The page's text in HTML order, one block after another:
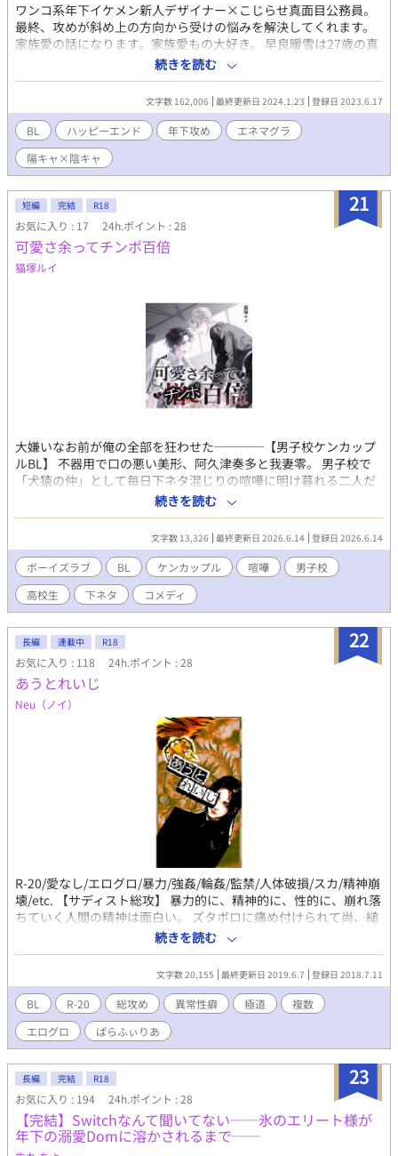
ワンコ系年下イケメン新人デザイナー×こじらせ真面目公務員。
最終、攻めが斜め上の方向から受けの悩みを解決してくれます。
家族愛の話になります。家族愛もの大好き。 早良暖雪は27歳の真
面目な公務員。出会いを求めてゲイ向け出会い系アプリを利用す
るも、身体目当ての男としかマッチングしないことに嫌気がさ
し、うっぷん晴らしに手を出したエネマグラでのオナニーにのめ
り込んでいた。 そんな時、幼少時にアメリカに引っ越していった
はずの4歳下の従弟、矢野大海から突然の連絡が。昔は仲が良かっ
たものの渡米後は疎遠になっていた彼であるが、なんと大学卒業
と同時に日本での就職が決まったという。 「雪ちゃんお願いっ！
6月から俺と一緒に住んでくださいっ！！」 十数年ぶりの日本で
のいきなりの一人暮らしが不安だという彼からのそんな強引な頼
みにだいぶ困惑する暖雪。だが”良いお兄ちゃん”であった頃の自
分のイメージを壊すことに抵抗を感じ引き受けてしまう。 「……
てか大海と同居！？エネマグラなんて玩具持ってるの見つかった
らやべーじゃん！」 自分とは正反対の、陽キャで距離感バグり気
qa.com/macchatou_nyu?
t=i3ttpW&utm_medium=url_text&utm_source=promotion マシ
ュマロからなら自身の身元を一切明かさずに感想を送っていただ
くことができます！ 素敵すぎる表紙絵を、今回もうー玉先生
https://www.pixiv.net/users/30833339 に描いていただきまし
た！本当にどうもありがとうございました！エロもほんわかもホ
止）→https://enemagra.co.jp/ ※八割方執筆終わってるので大
きく更新滞るということはないと思います。 ※東京の地理とか分
からない地方民です。多少の瑕疵は見逃してください。 ※税務課
の具体的な仕事ぶり頑張ってググったりしたけど結局よく分から
なかったのでかなりふんわりしてます。”税務課職員こんなことし
てないが？”みたいなこと教えてくれる方いらしたらコメント欄に
てお待ちしてます……。すみません……。
続きを読む
文字数 162,006 最終更新日 2024.1.23 登録日 2023.6.17
BL ハッピーエンド 年下攻め
エネマグラ
陽キャ×陰キャ
21
短編 完結 R18
お気に入り : 17 24h.ポイント : 28
可愛さ余ってチンポ百倍
猫塚ルイ
大嫌いなお前が俺の全部を狂わせた────【男子校ケンカップ
ルBL】 不器用で口の悪い美形、阿久津奏多と我妻零。 男子校で
「犬猿の仲」として毎日下ネタ混じりの喧嘩に明け暮れる二人だ
ったが、ある日の事故チューでそれは決壊する。 奏多の「好き」
は歪な独占欲へと変質し、零もその暴力的な愛に喉を鳴らす。 言
葉の代わりに突き立てる牙と、抱き潰すことでしか伝えられない
情愛。 最悪で最高な二人の、限界突破ケンカップルBL開幕───
続きを読む
文字数 13,326 最終更新日 2026.6.14 登録日 2026.6.14
ボーイズラブ BL ケンカップル 喧嘩
男子校
高校生
下ネタ コメディ
22
長編 連載中 R18
お気に入り : 118 24h.ポイント : 28
あうとれいじ
Neu（ノイ）
R-20/愛なし/エログロ/暴力/強姦/輪姦/監禁/人体破損/スカ/精神崩
壊/etc. 【サディスト総攻】 暴力的に、精神的に、性的に、崩れ落
ちていく人間の精神は面白い。 ズタボロに痛め付けられて尚、縋
るように、許しを乞うてくるのだ。 まさに苦痛を与えている悪魔
に向かって懇願する様は、滑稽としか言いようがない。 「殺して
くれ」「助けてくれ」と漏れる悲鳴は、心を酷く揺さぶった。 極
道組長の跡取りとしての人生を送る倉本 純（クラモト ジュン）
は、頭のネジが何本も外れたサディストだった。 そんな倉本に痛
め付けられて精神崩壊する哀れな人間共のお話。 基本総攻、時折
受けることもあるかもしれない。 （このお話で出てくる異常性
癖） 【サディズム（加虐性愛）】 性的虐待や性的暴力を与える性
的嗜好。 【アポテムノフィリア（身体欠損性愛）】 手や足などの
四肢を欠損（破壊）しようとする行為への性的嗜好。広義には
「アクロトモフィリア（四肢欠損性愛）」に含まれる。 【バイス
トフィリア（強姦性愛）】 強姦（レイプ）や暴力行為への性的嗜
好。レプトフィリアとも言う。 ＊不定期更新。 異常な性的描写、
続きを読む
文字数 20,155 最終更新日 2019.6.7 登録日 2018.7.11
BL R-20 総攻め 異常性癖 極道
複数
エログロ
ぱらふぃりあ
23
長編 完結 R18
お気に入り : 194 24h.ポイント : 28
【完結】Switchなんて聞いてない──氷のエリート様が
年下の溺愛Domに溶かされるまで──